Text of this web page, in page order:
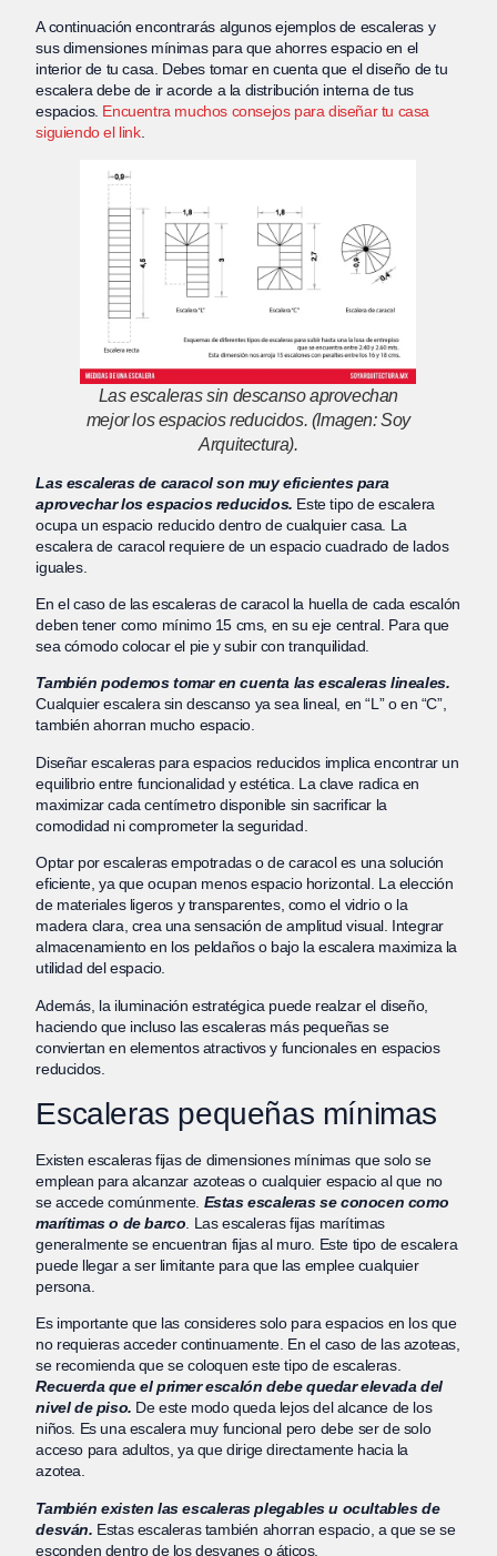
A continuación encontrarás algunos ejemplos de escaleras y
sus dimensiones mínimas para que ahorres espacio en el
interior de tu casa. Debes tomar en cuenta que el diseño de tu
escalera debe de ir acorde a la distribución interna de tus
espacios. Encuentra muchos consejos para diseñar tu casa
siguiendo el link.
Las escaleras sin descanso aprovechan
mejor los espacios reducidos. (Imagen: Soy
Arquitectura).
Las escaleras de caracol son muy eficientes para
aprovechar los espacios reducidos. Este tipo de escalera
ocupa un espacio reducido dentro de cualquier casa. La
escalera de caracol requiere de un espacio cuadrado de lados
iguales.
En el caso de las escaleras de caracol la huella de cada escalón
deben tener como mínimo 15 cms, en su eje central. Para que
sea cómodo colocar el pie y subir con tranquilidad.
También podemos tomar en cuenta las escaleras lineales.
Cualquier escalera sin descanso ya sea lineal, en “L” o en “C”,
también ahorran mucho espacio.
Diseñar escaleras para espacios reducidos implica encontrar un
equilibrio entre funcionalidad y estética. La clave radica en
maximizar cada centímetro disponible sin sacrificar la
comodidad ni comprometer la seguridad.
Optar por escaleras empotradas o de caracol es una solución
eficiente, ya que ocupan menos espacio horizontal. La elección
de materiales ligeros y transparentes, como el vidrio o la
madera clara, crea una sensación de amplitud visual. Integrar
almacenamiento en los peldaños o bajo la escalera maximiza la
utilidad del espacio.
Además, la iluminación estratégica puede realzar el diseño,
haciendo que incluso las escaleras más pequeñas se
conviertan en elementos atractivos y funcionales en espacios
reducidos.
Escaleras pequeñas mínimas
Existen escaleras fijas de dimensiones mínimas que solo se
emplean para alcanzar azoteas o cualquier espacio al que no
se accede comúnmente. Estas escaleras se conocen como
marítimas o de barco . Las escaleras fijas marítimas
generalmente se encuentran fijas al muro. Este tipo de escalera
puede llegar a ser limitante para que las emplee cualquier
persona.
Es importante que las consideres solo para espacios en los que
no requieras acceder continuamente. En el caso de las azoteas,
se recomienda que se coloquen este tipo de escaleras.
Recuerda que el primer escalón debe quedar elevada del
nivel de piso. De este modo queda lejos del alcance de los
niños. Es una escalera muy funcional pero debe ser de solo
acceso para adultos, ya que dirige directamente hacia la
azotea.
También existen las escaleras plegables u ocultables de
desván. Estas escaleras también ahorran espacio, a que se se
esconden dentro de los desvanes o áticos.